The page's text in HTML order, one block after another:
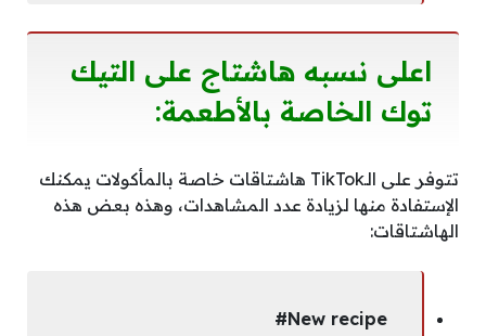
اعلى نسبه هاشتاج على التيك
توك الخاصة بالأطعمة:
تتوفر على الـTikTok هاشتاقات خاصة بالمأكولات يمكنك
الإستفادة منها لزيادة عدد المشاهدات، وهذه بعض هذه
الهاشتاقات:
New recipe#